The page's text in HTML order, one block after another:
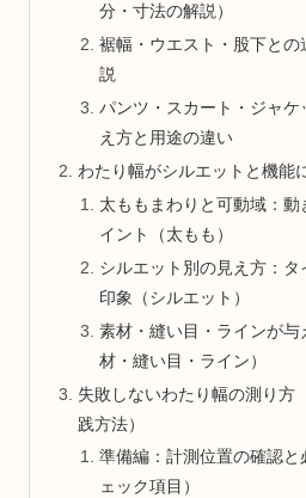
分・寸法の解説）
裾幅・ウエスト・股下と
説
パンツ・スカート・ジャ
え方と用途の違い
わたり幅がシルエットと機能
太ももまわりと可動域：
イント（太もも）
シルエット別の見え方：
印象（シルエット）
素材・縫い目・ラインが
材・縫い目・ライン）
失敗しないわたり幅の測り方
践方法）
準備編：計測位置の確認
ェック項目）